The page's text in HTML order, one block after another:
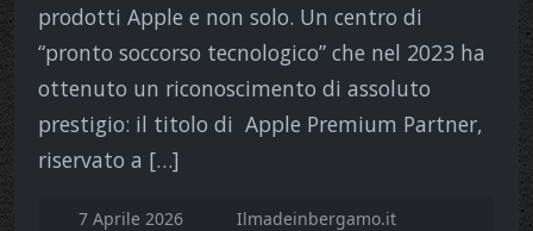
prodotti Apple e non solo. Un centro di
“pronto soccorso tecnologico” che nel 2023 ha
ottenuto un riconoscimento di assoluto
prestigio: il titolo di Apple Premium Partner,
riservato a […]
7 Aprile 2026
Ilmadeinbergamo.it